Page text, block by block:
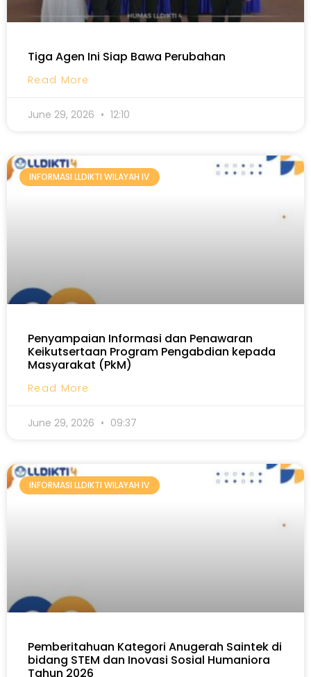
Tiga Agen Ini Siap Bawa Perubahan
Read More
June 29, 2026 12:10
INFORMASI LLDIKTI WILAYAH IV
Penyampaian Informasi dan Penawaran
Keikutsertaan Program Pengabdian kepada
Masyarakat (PkM)
Read More
June 29, 2026 09:37
INFORMASI LLDIKTI WILAYAH IV
Pemberitahuan Kategori Anugerah Saintek di
bidang STEM dan Inovasi Sosial Humaniora
Tahun 2026